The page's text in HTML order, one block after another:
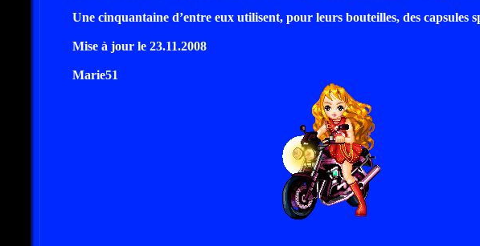
Une cinquantaine d’entre eux utilisent, pour leurs bouteilles, des capsules
Mise à jour le 23.11.2008
Marie51